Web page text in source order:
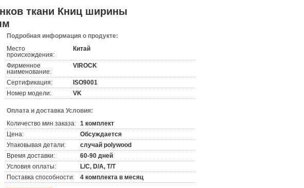
ткани Книц ширины
Подробная информация о продукте:
Место
происхождения:
Китай
Фирменное
наименование:
VIROCK
Сертификация:
ISO9001
Номер модели:
VK
Оплата и доставка Условия:
Количество мин заказа: 1 комплект
Цена:
Обсуждается
Упаковывая детали:
случай polywood
Время доставки:
60-90 дней
Условия оплаты:
L/C, D/A, T/T
Поставка способности:
4 комплекта в месяц